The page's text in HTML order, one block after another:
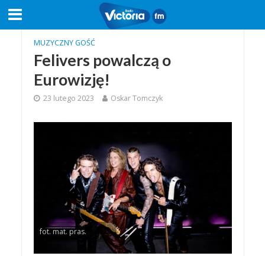
MUZYCZNY GOŚĆ
Felivers powalczą o
Eurowizję!
23 lutego 2023 Oskar Tomczyk
fot. mat. pras.